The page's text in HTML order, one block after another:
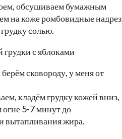
обсушиваем бумажным
на коже ромбовидные
солью.
сковороду, у меня от
кладём грудку кожей вниз,
5-7 минут до
вытапливания жира.